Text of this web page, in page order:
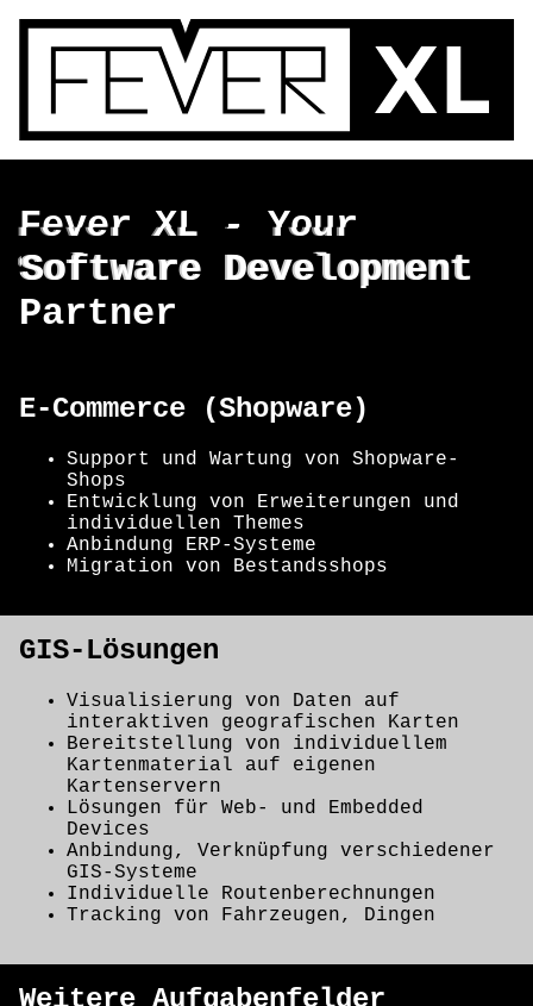
Fever XL - Your
Software Development
Partner
Fever XL - Your
Software Development
Partner
E-Commerce (Shopware)
Support und Wartung von Shopware-
Shops
Entwicklung von Erweiterungen und
individuellen Themes
Anbindung ERP-Systeme
Migration von Bestandsshops
GIS-Lösungen
Visualisierung von Daten auf
interaktiven geografischen Karten
Bereitstellung von individuellem
Kartenmaterial auf eigenen
Kartenservern
Lösungen für Web- und Embedded
Devices
Anbindung, Verknüpfung verschiedener
GIS-Systeme
Individuelle Routenberechnungen
Tracking von Fahrzeugen, Dingen